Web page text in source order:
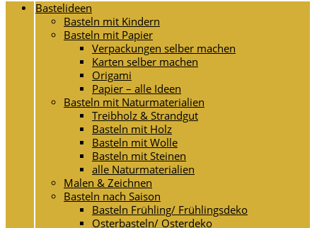
Bastelideen
Basteln mit Kindern
Basteln mit Papier
Verpackungen selber machen
Karten selber machen
Origami
Papier – alle Ideen
Basteln mit Naturmaterialien
Treibholz & Strandgut
Basteln mit Holz
Basteln mit Wolle
Basteln mit Steinen
alle Naturmaterialien
Malen & Zeichnen
Basteln nach Saison
Basteln Frühling/ Frühlingsdeko
Osterbasteln/ Osterdeko